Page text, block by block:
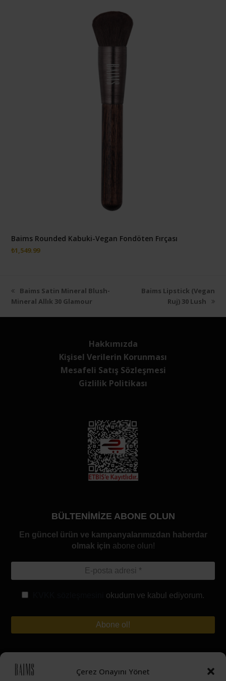
Çerez Onayını Yönet
Baims Rounded Kabuki-Vegan Fondöten Fırçası
₺1,549.99
Önceki
slayt:
Baims Satin Mineral Blush-
Mineral Allık 30 Glamour
next
Baims Lipstick (Vegan
Ruj) 30 Lush
Hakkımızda
Kişisel Verilerin Korunması
Mesafeli Satış Sözleşmesi
Gizlilik Politikası
BÜLTENİMİZE ABONE OLUN
En güncel ürün ve kampanyalarımızdan haberdar
olmak için abone olun!
okudum ve kabul ediyorum.
Siparişinizi Takip Edin